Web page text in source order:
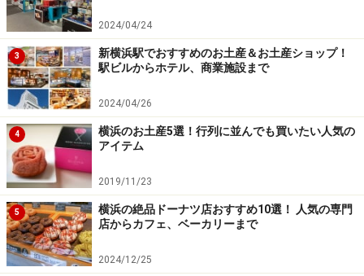
気のアフタヌーンティがクリスマスバージョンに
2024/04/24
3
新横浜駅でおすすめのお土産＆お土産ショップ！
駅ビルからホテル、商業施設まで
2024/04/26
4
横浜のお土産5選！行列に並んでも買いたい人気の
アイテム
2019/11/23
5
横浜の絶品ドーナツ店おすすめ10選！ 人気の専門
店からカフェ、ベーカリーまで
2024/12/25